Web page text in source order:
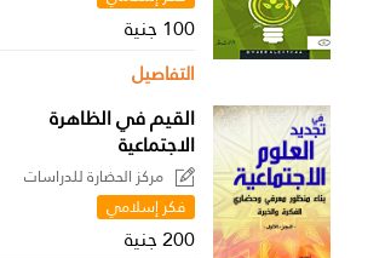
100 جنية
التفاصيل
القيم في الظاهرة
الاجتماعية
مركز الحضارة للدراسات
السياسية
فكر إسلامي
200 جنية